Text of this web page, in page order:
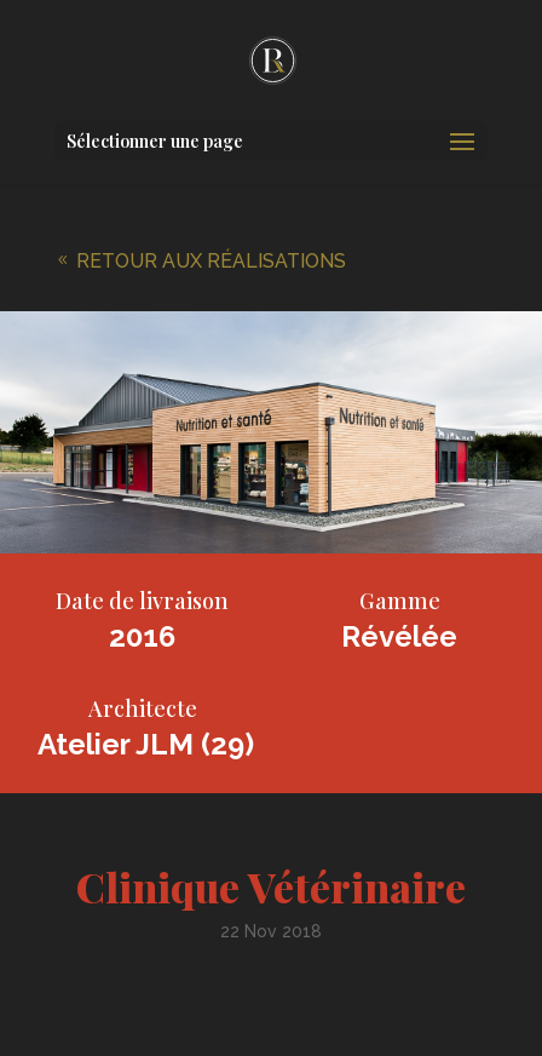
Sélectionner une page
8 RETOUR AUX RÉALISATIONS
Date de livraison
2016
Architecte
Atelier JLM (29)
Gamme
Révélée
Clinique Vétérinaire
22 Nov 2018